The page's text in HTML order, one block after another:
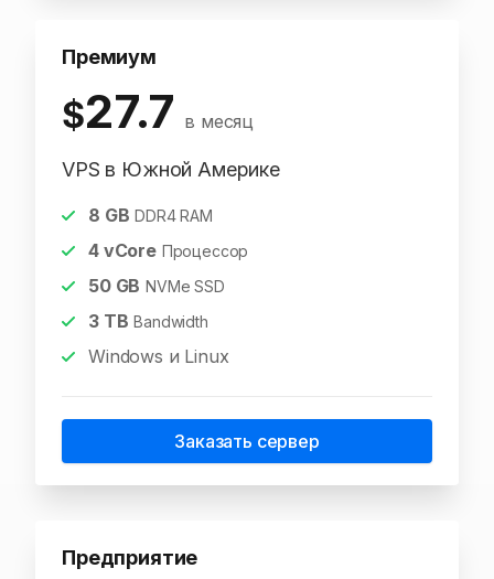
Премиум
$27.7 в месяц
VPS в Южной Америке
8 GB DDR4 RAM
4vCore Процессор
50GB NVMe SSD
3TB Bandwidth
Windows и Linux
Заказать сервер
Предприятие